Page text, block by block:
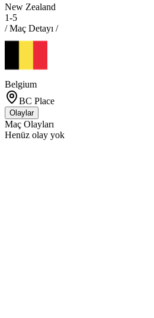
New Zealand
1-5
/ Maç Detayı /
Belgium
BC Place
Olaylar
Maç Olayları
Henüz olay yok